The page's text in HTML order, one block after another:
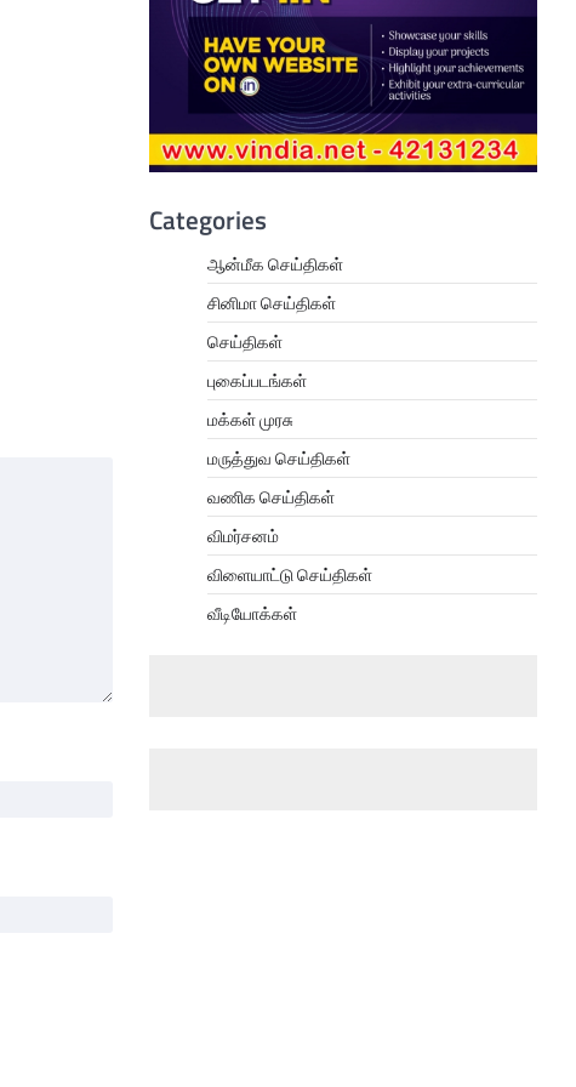
Categories
ஆன்மீக செய்திகள்
சினிமா செய்திகள்
செய்திகள்
புகைப்படங்கள்
மக்கள் முரசு
மருத்துவ செய்திகள்
வணிக செய்திகள்
விமர்சனம்
விளையாட்டு செய்திகள்
வீடியோக்கள்